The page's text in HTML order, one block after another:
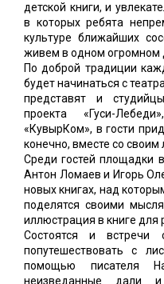
детской книги, и
в которых ребята
культуре ближайших
живем в одном огромном
По доброй традиции
будет начинаться с
представят и
проекта «Гуси-
«КувырКом», в гости
конечно, вместе со
Среди гостей площадки
Антон Ломаев и Игорь
новых книгах, над
поделятся своими
иллюстрация в книге для
Состоятся и встречи
попутешествовать с
помощью писателя
неизведанные дали